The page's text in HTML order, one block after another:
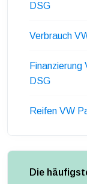
DSG
Verbrauch
DSG
Reifen VW
Die